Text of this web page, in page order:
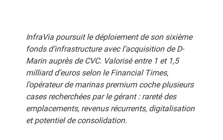
InfraVia poursuit le déploiement de son sixième
fonds d’infrastructure avec l’acquisition de D-
Marin auprès de CVC. Valorisé entre 1 et 1,5
milliard d’euros selon leFinancial Times,
l’opérateur de marinas premium coche plusieurs
cases recherchées par le gérant : rareté des
emplacements, revenus récurrents, digitalisation
et potentiel de consolidation.